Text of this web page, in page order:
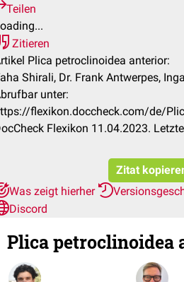
Teilen
Zitieren
Plica petroclinoidea anterior:
Shirali, Dr. Frank Antwerpes,
unter:
flexikon.doccheck.com/de/
Flexikon 11.04.2023.
Zitat
Was zeigt hierher
Discord
Plica petroclinoidea